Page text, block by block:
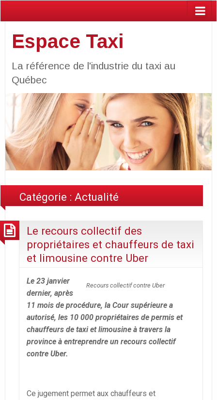
Espace Taxi
La référence de l'industrie du taxi au
Québec
Catégorie : Actualité
Le recours collectif des
propriétaires et chauffeurs de taxi
et limousine contre Uber
Recours collectif contre Uber
Le 23 janvier
dernier, après
11 mois de procédure, la Cour supérieure a
autorisé, les 10 000 propriétaires de permis et
chauffeurs de taxi et limousine à travers la
province à entreprendre un recours collectif
contre Uber.
Ce jugement permet aux chauffeurs et